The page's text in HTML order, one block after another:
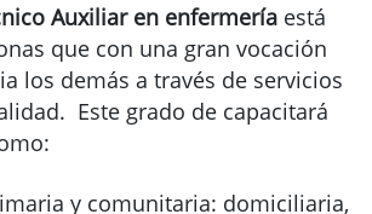
Auxiliar en enfermería está
que con una gran vocación
los demás a través de servicios
Este grado de capacitará
y comunitaria: domiciliaria,